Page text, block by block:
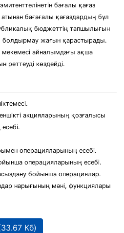
бағалы қағаз
бағағалы қағаздардың бұл
бюджеттің тапшылығын
болдырмау жағын қарастырады.
айналымдағы ақша
реттеуді көздейді.
акцияларының қозғалысы
операцияларының есебі.
операцияларының есебі.
бойынша операциялар.
нарығының мәні, функциялары
Кб)